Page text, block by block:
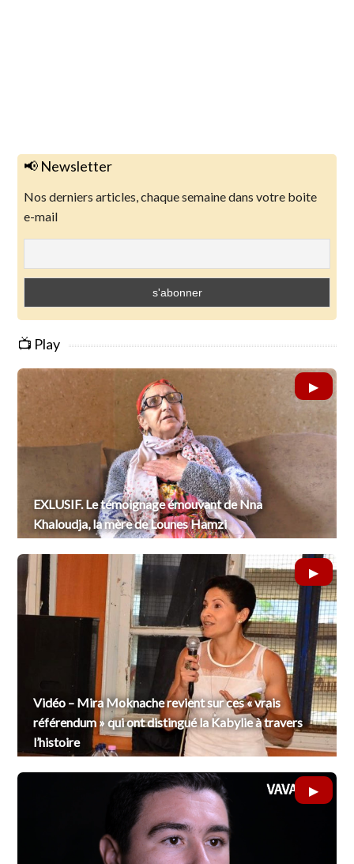
📢 Newsletter
Nos derniers articles, chaque semaine dans votre boite
e-mail
📺 Play
EXLUSIF. Le témoignage émouvant de Nna
Khaloudja, la mère de Lounes Hamzi
Vidéo – Mira Moknache revient sur ces « vrais
référendum » qui ont distingué la Kabylie à travers
l’histoire